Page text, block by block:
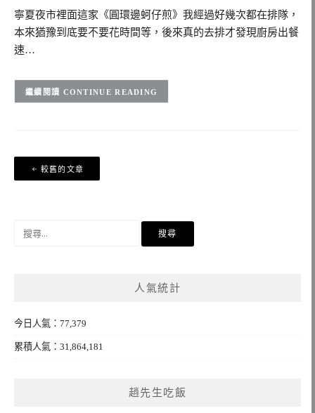
寧夏夜市裡面這家《圓環邊蚵仔煎》我經過好幾次都在排隊，
本來猶豫到底要不要花時間等，後來真的去排才發現廚房出餐
速…
CONTINUE READING
文
章
覽
較舊的文章
人氣統計
今日人氣：77,379
累積人氣：31,864,181
趙先生吃飯